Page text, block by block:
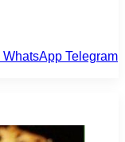
WhatsApp Telegram